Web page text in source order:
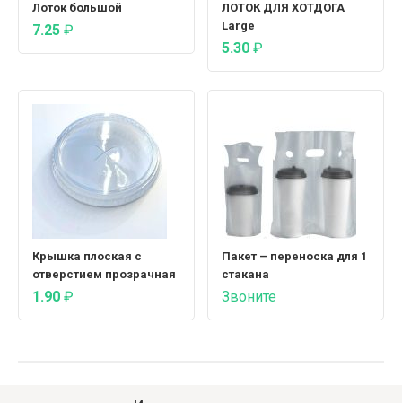
Лоток большой
7.25 ₽
ЛОТОК ДЛЯ ХОТДОГА
Large
5.30 ₽
Крышка плоская с
отверстием прозрачная
1.90 ₽
Пакет – переноска для 1
стакана
Звоните